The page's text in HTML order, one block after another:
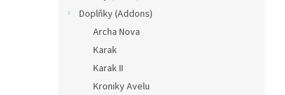
Doplňky (Addons)
Archa Nova
Karak
Karak II
Kroniky Avelu